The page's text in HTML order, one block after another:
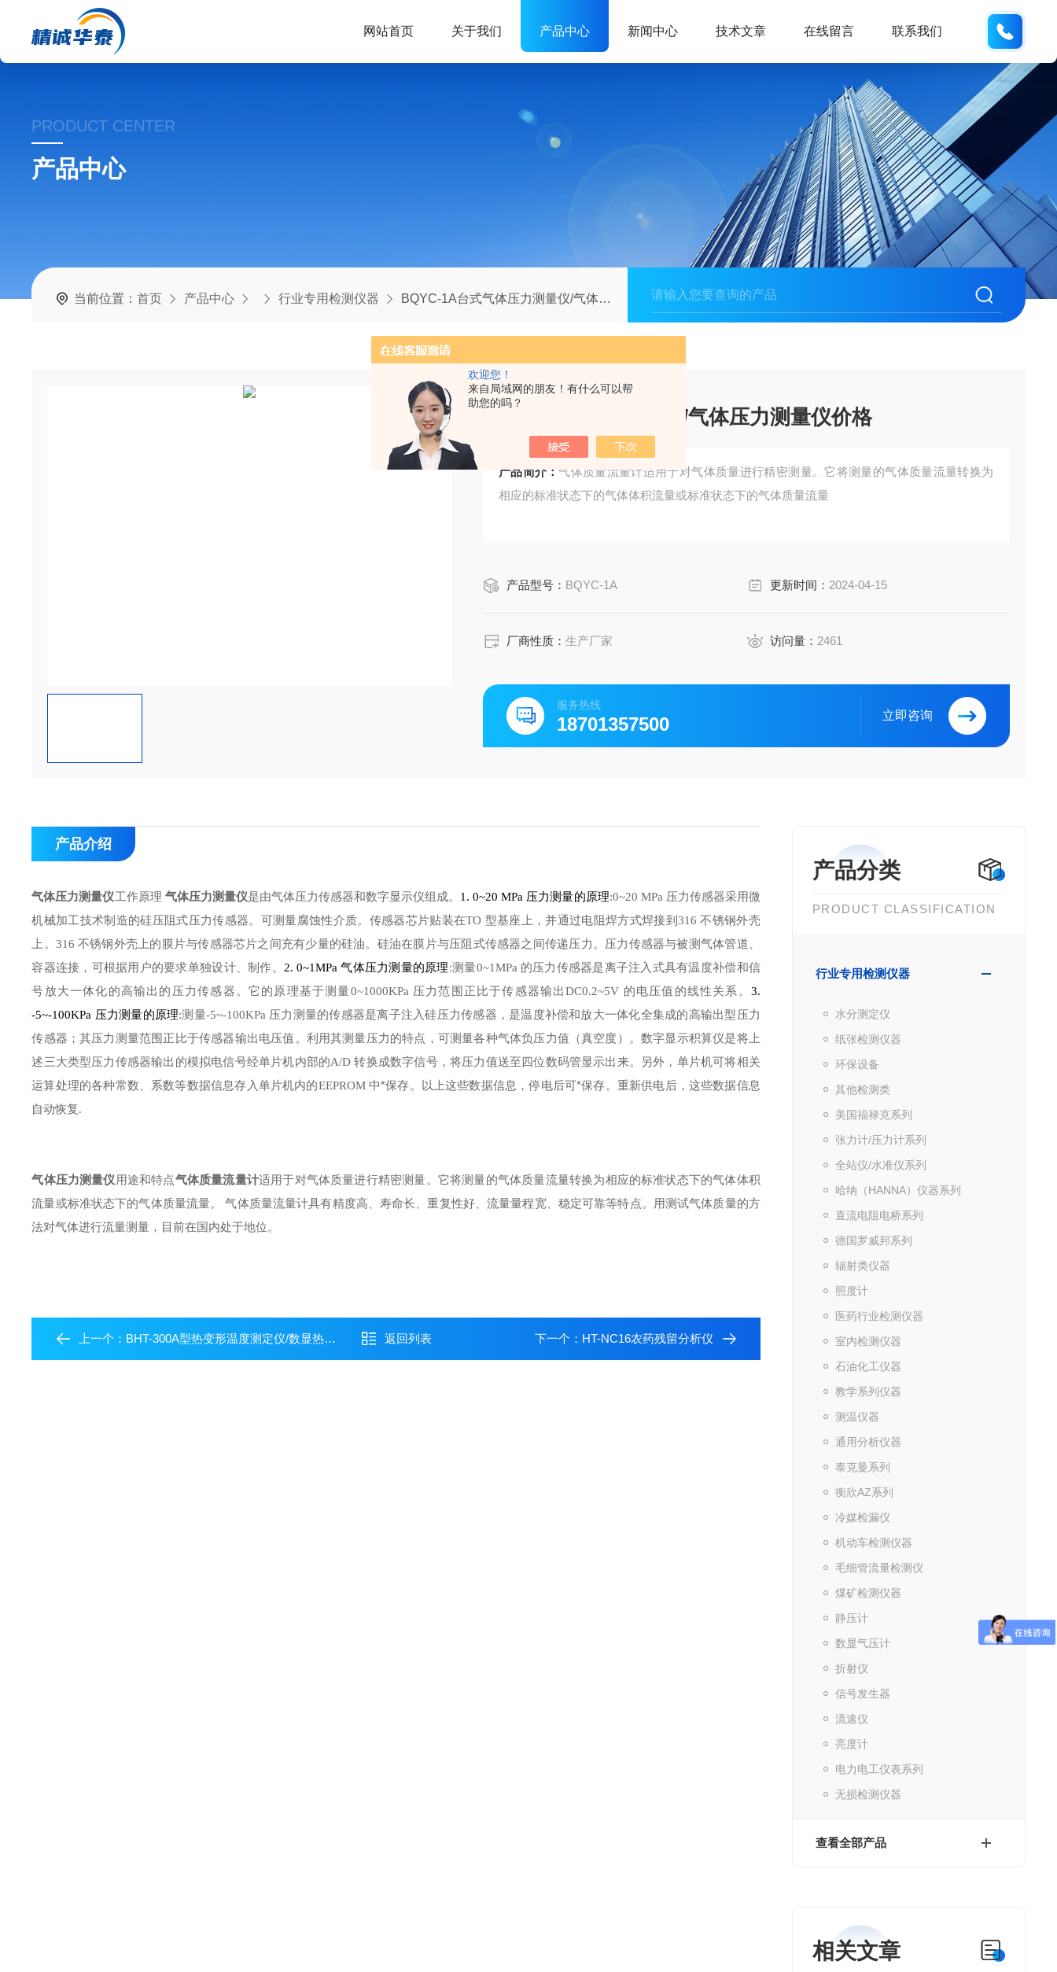
欢迎您！
来自局域网的朋友！有什么可以帮
助您的吗？
网站首页 关于我们 产品中心 新闻中心 技术文章 在线留言 联系我们
PRODUCT CENTER
产品中心
当前位置：首页 产品中心 行业专用检测仪器 BQYC-1A台式气体压力测量仪/气体压力测量仪价格
台式气体压力测量仪/气体压力测量仪价格
产品简介：气体质量流量计适用于对气体质量进行精密测量。它将测量的气体质量流量转换为
相应的标准状态下的气体体积流量或标准状态下的气体质量流量
产品型号： BQYC-1A 更新时间： 2024-04-15
厂商性质：生产厂家 访问量： 2461
服务热线
18701357500 立即咨询
产品分类
PRODUCT CLASSIFICATION
行业专用检测仪器
水分测定仪
纸张检测仪器
环保设备
其他检测类
美国福禄克系列
张力计/压力计系列
全站仪/水准仪系列
哈纳（HANNA）仪器系列
直流电阻电桥系列
德国罗威邦系列
辐射类仪器
照度计
医药行业检测仪器
室内检测仪器
石油化工仪器
教学系列仪器
测温仪器
通用分析仪器
泰克曼系列
衡欣AZ系列
冷媒检漏仪
机动车检测仪器
毛细管流量检测仪
煤矿检测仪器
静压计
数显气压计
折射仪
信号发生器
流速仪
亮度计
电力电工仪表系列
无损检测仪器
查看全部产品
相关文章
产品介绍
气体压力测量仪工作原理 气体压力测量仪是由气体压力传感器和数字显示仪组成。 1. 0~20 MPa 压力测量的原理:0~20 MPa 压力传感器采用微
机械加工技术制造的硅压阻式压力传感器。可测量腐蚀性介质。传感器芯片贴装在TO 型基座上，并通过电阻焊方式焊接到316不锈钢外壳
上。 316不锈钢外壳上的膜片与传感器芯片之间充有少量的硅油。硅油在膜片与压阻式传感器之间传递压力。压力传感器与被测气体管道、
容器连接，可根据用户的要求单独设计、制作。
2. 0~1MPa气体压力测量的原理:测量0~1MPa 的压力传感器是离子注入式具有温度补偿和信
号放大一体化的高输出的压力传感器。它的原理基于测量0~1000KPa 压力范围正比于传感器输出DC0.2~5V 的电压值的线性关系。 3.
-5~-100KPa 压力测量的原理:测量-5~-100KPa 压力测量的传感器是离子注入硅压力传感器，是温度补偿和放大一体化全集成的高输出型压力
传感器；其压力测量范围正比于传感器输出电压值。利用其测量压力的特点，可测量各种气体负压力值（真空度）。数字显示积算仪是将上
述三大类型压力传感器输出的模拟电信号经单片机内部的A/D转换成数字信号，将压力值送至四位数码管显示出来。
另外，单片机可将相关
运算处理的各种常数、系数等数据信息存入单片机内的EEPROM 中*保存。以上这些数据信息，停电后可*保存。重新供电后，这些数据信息
自动恢复.
气体压力测量仪 用途和特点气体质量流量计适用于对气体质量进行精密测量。它将测量的气体质量流量转换为相应的标准状态下的气体体积
流量或标准状态下的气体质量流量。
气体质量流量计具有精度高、寿命长、重复性好、流量量程宽、稳定可靠等特点。用测试气体质量的方
法对气体进行流量测量，目前在国内处于地位。
上一个： BHT-300A型热变形温度测定仪/数显热变形维卡软化点温度测定仪 返回列表 下一个： HT-NC16农药残留分析仪